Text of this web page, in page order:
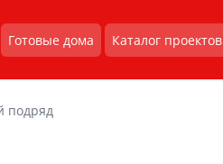
Готовые дома Каталог проектов
подряд